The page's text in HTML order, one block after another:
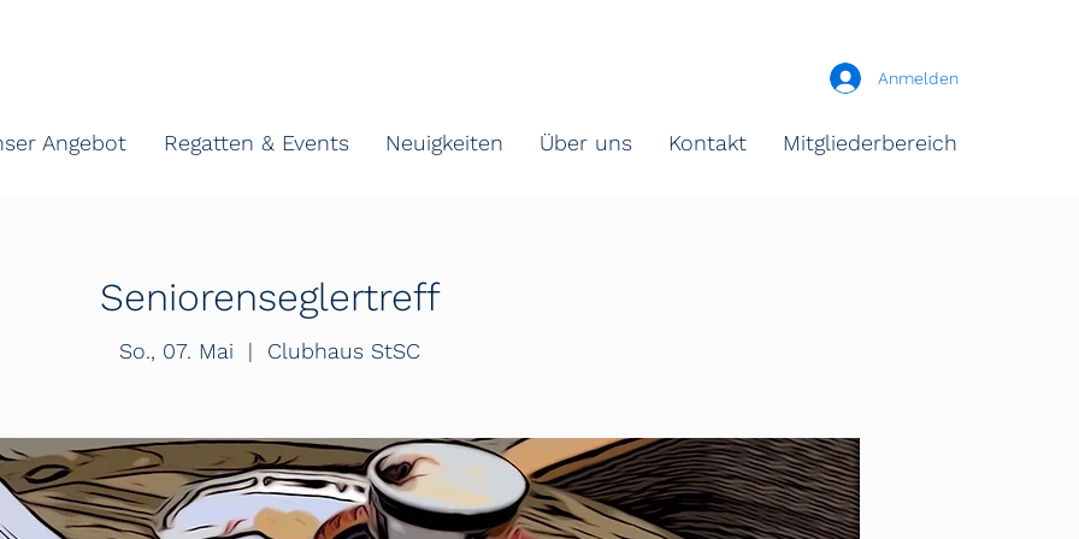
Anmelden
Angebot Regatten & Events Neuigkeiten Über uns Kontakt Mitgliederbereich
Seniorenseglertreff
So., 07. Mai
  |
Clubhaus StSC